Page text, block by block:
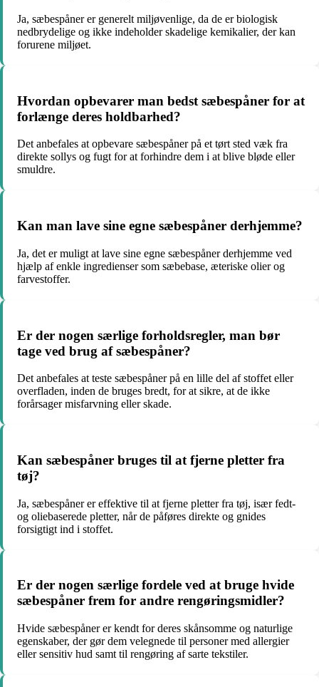
Ja, sæbespåner er generelt miljøvenlige, da de er biologisk
nedbrydelige og ikke indeholder skadelige kemikalier, der kan
forurene miljøet.
Hvordan opbevarer man bedst sæbespåner for at
forlænge deres holdbarhed?
Det anbefales at opbevare sæbespåner på et tørt sted væk fra
direkte sollys og fugt for at forhindre dem i at blive bløde eller
smuldre.
Kan man lave sine egne sæbespåner derhjemme?
Ja, det er muligt at lave sine egne sæbespåner derhjemme ved
hjælp af enkle ingredienser som sæbebase, æteriske olier og
farvestoffer.
Er der nogen særlige forholdsregler, man bør
tage ved brug af sæbespåner?
Det anbefales at teste sæbespåner på en lille del af stoffet eller
overfladen, inden de bruges bredt, for at sikre, at de ikke
forårsager misfarvning eller skade.
Kan sæbespåner bruges til at fjerne pletter fra
tøj?
Ja, sæbespåner er effektive til at fjerne pletter fra tøj, især fedt-
og oliebaserede pletter, når de påføres direkte og gnides
forsigtigt ind i stoffet.
Er der nogen særlige fordele ved at bruge hvide
sæbespåner frem for andre rengøringsmidler?
Hvide sæbespåner er kendt for deres skånsomme og naturlige
egenskaber, der gør dem velegnede til personer med allergier
eller sensitiv hud samt til rengøring af sarte tekstiler.